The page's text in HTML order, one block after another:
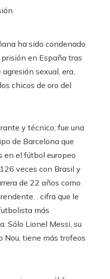
ha sido condenado
en España tras
sexual, era,
chicos de oro del
y técnico, fue una
de Barcelona que
en el fútbol europeo
veces con Brasil y
de 22 años como
. cifra que le
más
Sólo Lionel Messi, su
Nou, tiene más trofeos